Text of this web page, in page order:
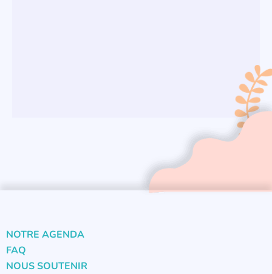
NOTRE AGENDA
FAQ
NOUS SOUTENIR